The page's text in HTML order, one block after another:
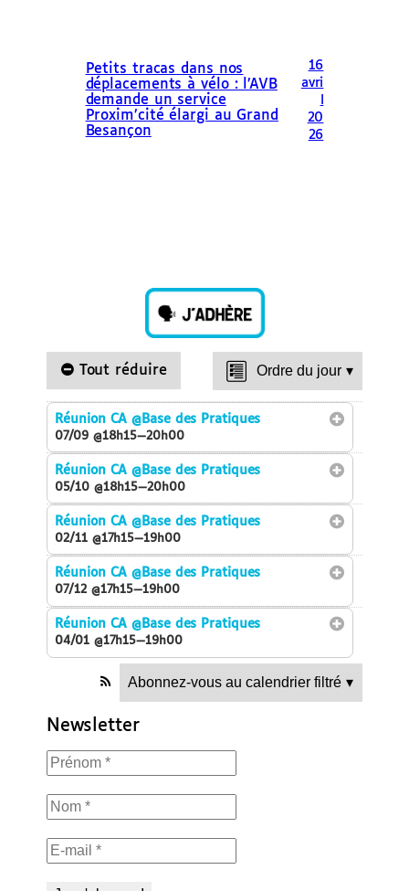
Petits tracas dans nos
déplacements à vélo : l’AVB
demande un service
Proxim’cité élargi au Grand
Besançon
16
avri
20
26
Tout réduire Ordre du jour ▾
Réunion CA@Base des Pratiques
07/09 @18h15—20h00
Réunion CA@Base des Pratiques
05/10 @18h15—20h00
Réunion CA@Base des Pratiques
02/11 @17h15—19h00
Réunion CA@Base des Pratiques
07/12 @17h15—19h00
Réunion CA@Base des Pratiques
04/01 @17h15—19h00
Abonnez-vous au calendrier filtré ▾
Newsletter